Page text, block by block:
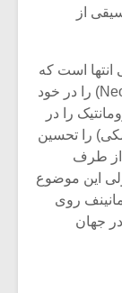
از
انتها است که
نشانه هایی از زمان (نئورئالیسم Neorealisme) را در خود
را در
را تحسین
از طرف
این موضوع
روی
جهان